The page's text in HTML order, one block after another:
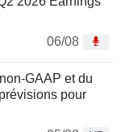
06/08
GAAP et du
pour